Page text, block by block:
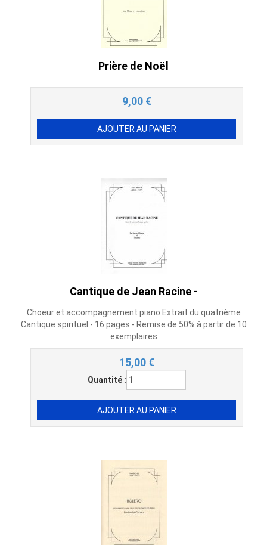
Prière de Noël
9,00 €
Cantique de Jean Racine -
Choeur et accompagnement piano Extrait du quatrième
Cantique spirituel - 16 pages - Remise de 50% à partir de 10
exemplaires
15,00 €
Quantité :